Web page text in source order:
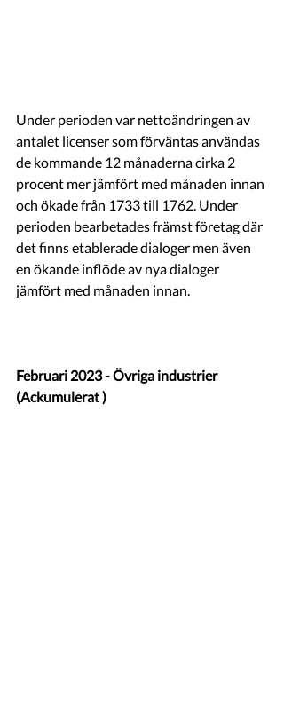
Under perioden var nettoändringen av
antalet licenser som förväntas användas
de kommande 12 månaderna cirka 2
procent mer jämfört med månaden innan
och ökade från 1733 till 1762. Under
perioden bearbetades främst företag där
det finns etablerade dialoger men även
en ökande inflöde av nya dialoger
jämfört med månaden innan.
Februari 2023 - Övriga industrier
(Ackumulerat )